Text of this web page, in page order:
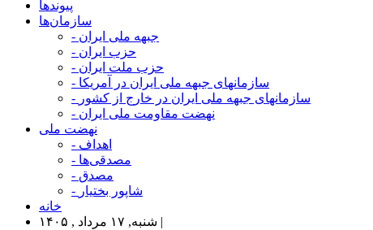
پیوندها
سازمان‌ها
- جبهه ملی ایران
- حزب ایران
- حزب ملت ایران
- سازمانهای جبهه ملی ایران در آمریکا
- سازمانهای جبهه ملی ایران در خارج از کشور
- نهضت مقاومت ملی ایران
نهضت ملی
- اهداف
- مصدقی‌ها
- مصدق
- شاپور بختیار
خانه
شنبه, ۱۷ مرداد , ۱۴۰۵ |